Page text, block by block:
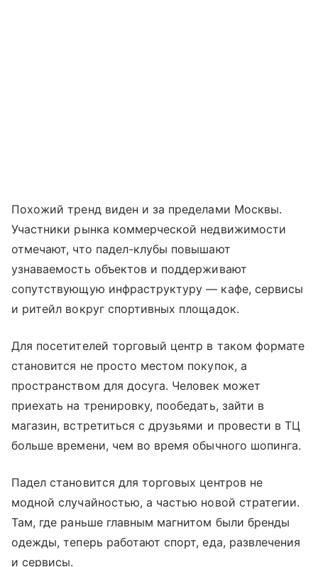
Похожий тренд виден и за пределами Москвы.
Участники рынка коммерческой недвижимости
отмечают, что падел-клубы повышают
узнаваемость объектов и поддерживают
сопутствующую инфраструктуру — кафе, сервисы
и ритейл вокруг спортивных площадок.
Для посетителей торговый центр в таком формате
становится не просто местом покупок, а
пространством для досуга. Человек может
приехать на тренировку, пообедать, зайти в
магазин, встретиться с друзьями и провести в ТЦ
больше времени, чем во время обычного шопинга.
Падел становится для торговых центров не
модной случайностью, а частью новой стратегии.
Там, где раньше главным магнитом были бренды
одежды, теперь работают спорт, еда, развлечения
и сервисы.